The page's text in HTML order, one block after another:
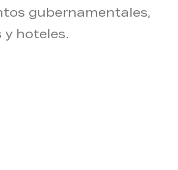
gubernamentales,
y hoteles.